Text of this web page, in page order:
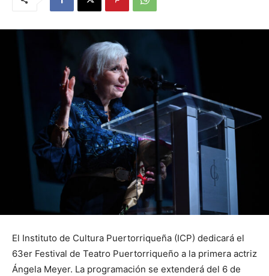
El Instituto de Cultura Puertorriqueña (ICP) dedicará el
63er Festival de Teatro Puertorriqueño a la primera actriz
Ángela Meyer. La programación se extenderá del 6 de